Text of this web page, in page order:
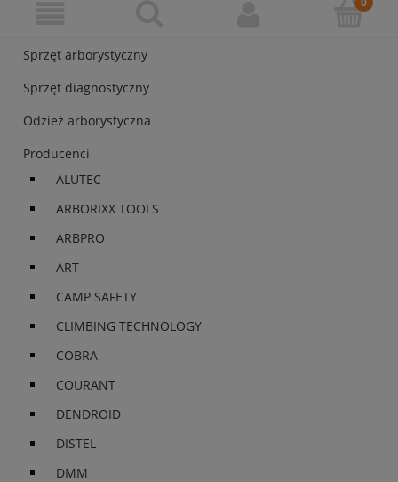
Sprzęt arborystyczny
Sprzęt diagnostyczny
Odzież arborystyczna
Producenci
ALUTEC
ARBORIXX TOOLS
ARBPRO
ART
CAMP SAFETY
CLIMBING TECHNOLOGY
COBRA
COURANT
DENDROID
DISTEL
DMM